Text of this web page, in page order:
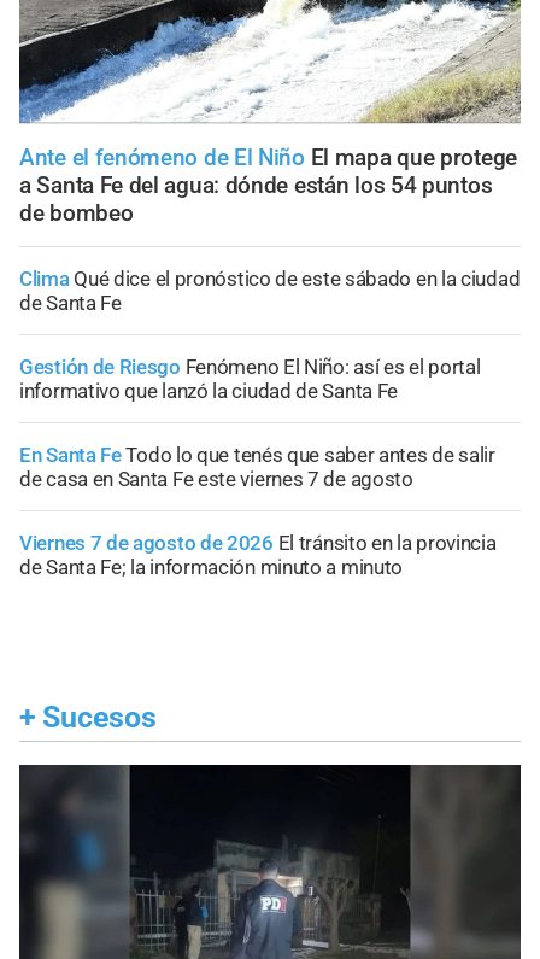
Ante el fenómeno de El Niño El mapa que protege
a Santa Fe del agua: dónde están los 54 puntos
de bombeo
Clima Qué dice el pronóstico de este sábado en la ciudad
de Santa Fe
Gestión de Riesgo Fenómeno El Niño: así es el portal
informativo que lanzó la ciudad de Santa Fe
En Santa FeTodo lo que tenés que saber antes de salir
de casa en Santa Fe este viernes 7 de agosto
Viernes 7 de agosto de 2026 El tránsito en la provincia
de Santa Fe; la información minuto a minuto
+ Sucesos